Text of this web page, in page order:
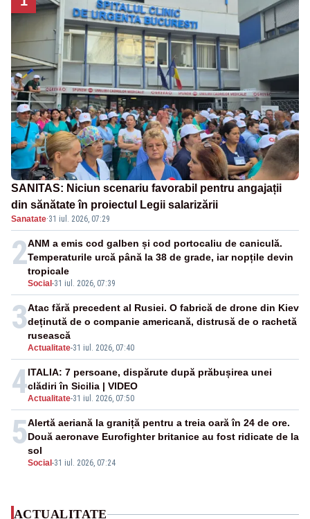
SANITAS: Niciun scenariu favorabil pentru angajații
din sănătate în proiectul Legii salarizării
Sanatate·31 iul. 2026, 07:29
2
Social -31 iul. 2026, 07:39
ANM a emis cod galben și cod portocaliu de caniculă.
Temperaturile urcă până la 38 de grade, iar nopțile devin
tropicale
3
Actualitate-31 iul. 2026, 07:40
Atac fără precedent al Rusiei. O fabrică de drone din Kiev
deținută de o companie americană, distrusă de o rachetă
rusească
4Actualitate-31 iul. 2026, 07:50
ITALIA: 7 persoane, dispărute după prăbușirea unei
clădiri în Sicilia | VIDEO
5
Social -31 iul. 2026, 07:24
Alertă aeriană la graniță pentru a treia oară în 24 de ore.
Două aeronave Eurofighter britanice au fost ridicate de la
sol
ACTUALITATE